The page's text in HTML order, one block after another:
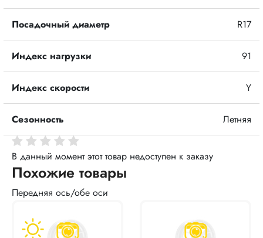
Посадочный диаметр R17
Индекс нагрузки 91
Индекс скорости Y
Сезонность Летняя
В данный момент этот товар недоступен к заказу
Похожие товары
Передняя ось/обе оси